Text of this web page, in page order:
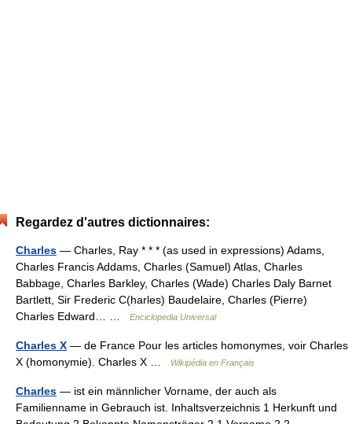
Regardez d'autres dictionnaires:
Charles — Charles, Ray * * * (as used in expressions) Adams,
Charles Francis Addams, Charles (Samuel) Atlas, Charles
Babbage, Charles Barkley, Charles (Wade) Charles Daly Barnet
Bartlett, Sir Frederic C(harles) Baudelaire, Charles (Pierre)
Charles Edward… …
Enciclopedia Universal
Charles X — de France Pour les articles homonymes, voir Charles
X (homonymie). Charles X …
Wikipédia en Français
Charles — ist ein männlicher Vorname, der auch als
Familienname in Gebrauch ist. Inhaltsverzeichnis 1 Herkunft und